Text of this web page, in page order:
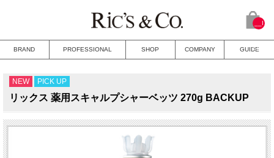
__I
CNT
__
BRAND PROFESSIONAL SHOP COMPANY GUIDE
NEW PICK UP
リックス 薬用スキャルプシャーベッツ 270g BACKUP